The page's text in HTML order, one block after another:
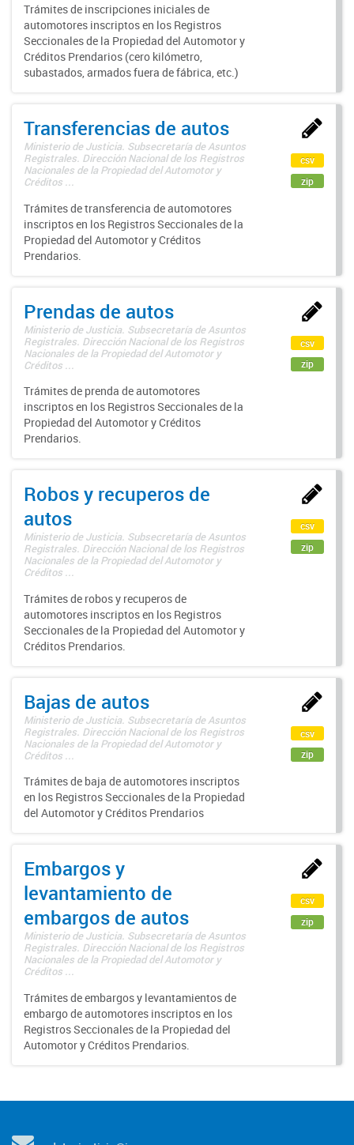
Trámites de inscripciones iniciales de
automotores inscriptos en los Registros
Seccionales de la Propiedad del Automotor y
Créditos Prendarios (cero kilómetro,
subastados, armados fuera de fábrica, etc.)
Transferencias de autos
Ministerio de Justicia. Subsecretaría de Asuntos
Registrales. Dirección Nacional de los Registros
Nacionales de la Propiedad del Automotor y
Créditos ...
Trámites de transferencia de automotores
inscriptos en los Registros Seccionales de la
Propiedad del Automotor y Créditos
Prendarios.
csv
zip
Prendas de autos
Ministerio de Justicia. Subsecretaría de Asuntos
Registrales. Dirección Nacional de los Registros
Nacionales de la Propiedad del Automotor y
Créditos ...
Trámites de prenda de automotores
inscriptos en los Registros Seccionales de la
Propiedad del Automotor y Créditos
Prendarios.
csv
zip
Robos y recuperos de
autos
Ministerio de Justicia. Subsecretaría de Asuntos
Registrales. Dirección Nacional de los Registros
Nacionales de la Propiedad del Automotor y
Créditos ...
Trámites de robos y recuperos de
automotores inscriptos en los Registros
Seccionales de la Propiedad del Automotor y
Créditos Prendarios.
csv
zip
Bajas de autos
Ministerio de Justicia. Subsecretaría de Asuntos
Registrales. Dirección Nacional de los Registros
Nacionales de la Propiedad del Automotor y
Créditos ...
Trámites de baja de automotores inscriptos
en los Registros Seccionales de la Propiedad
del Automotor y Créditos Prendarios
csv
zip
Embargos y
levantamiento de
embargos de autos
Ministerio de Justicia. Subsecretaría de Asuntos
Registrales. Dirección Nacional de los Registros
Nacionales de la Propiedad del Automotor y
Créditos ...
Trámites de embargos y levantamientos de
embargo de automotores inscriptos en los
Registros Seccionales de la Propiedad del
Automotor y Créditos Prendarios.
csv
zip